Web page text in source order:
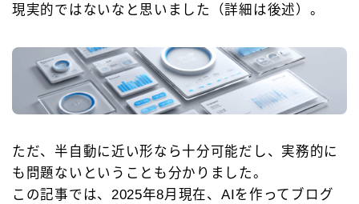
現実的ではないなと思いました（詳細は後述）。
ただ、半自動に近い形なら十分可能だし、実務的に
も問題ないということも分かりました。
この記事では、2025年8月現在、AIを作ってブログ